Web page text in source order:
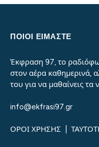
ΠΟΙΟΙ ΕΙΜΑΣΤΕ
Έκφραση 97, το
στον αέρα καθημερινά,
του για να μαθαίνεις τα
info@ekfrasi97.gr
ΟΡΟΙ ΧΡΗΣΗΣ